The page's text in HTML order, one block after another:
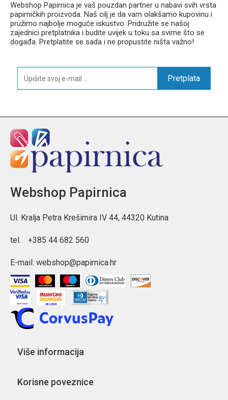
Webshop Papirnica je vaš pouzdan partner u nabavi svih vrsta
papirničkih proizvoda. Naš cilj je da vam olakšamo kupovinu i
pružimo najbolje moguće iskustvo. Pridružite se našoj
zajednici pretplatnika i budite uvijek u toku sa svime što se
događa. Pretplatite se sada i ne propustite ništa važno!
Pretplata
Webshop Papirnica
Ul. Kralja Petra Krešimira IV 44, 44320 Kutina
tel. +385 44 682 560
E-mail: webshop@papirnica.hr
Više informacija
Korisne poveznice